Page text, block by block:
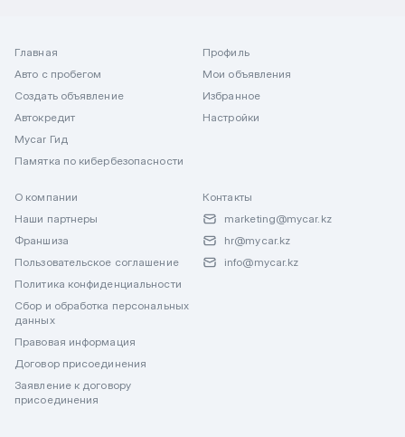
Главная
Авто с пробегом
Создать объявление
Автокредит
Mycar Гид
Памятка по кибербезопасности
Профиль
Мои объявления
Избранное
Настройки
О компании
Наши партнеры
Франшиза
Пользовательское соглашение
Политика конфиденциальности
Сбор и обработка персональных
данных
Правовая информация
Договор присоединения
Заявление к договору
присоединения
Контакты
marketing@mycar.kz
hr@mycar.kz
info@mycar.kz